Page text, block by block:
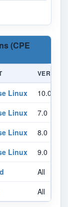
(CPE
VERSION
Linux
10.0
Linux
7.0
Linux
8.0
Linux
9.0
All
All